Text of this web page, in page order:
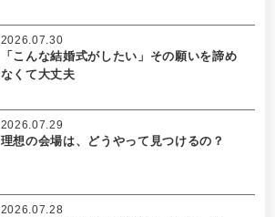
「こんな結婚式がしたい」その願いを諦め
なくて大丈夫
2026.07.30
理想の会場は、どうやって見つけるの？
2026.07.29
2026.07.28